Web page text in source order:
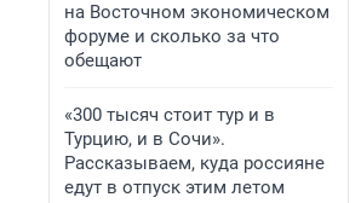
на Восточном экономическом
форуме и сколько за что
обещают
«300 тысяч стоит тур и в
Турцию, и в Сочи».
Рассказываем, куда россияне
едут в отпуск этим летом